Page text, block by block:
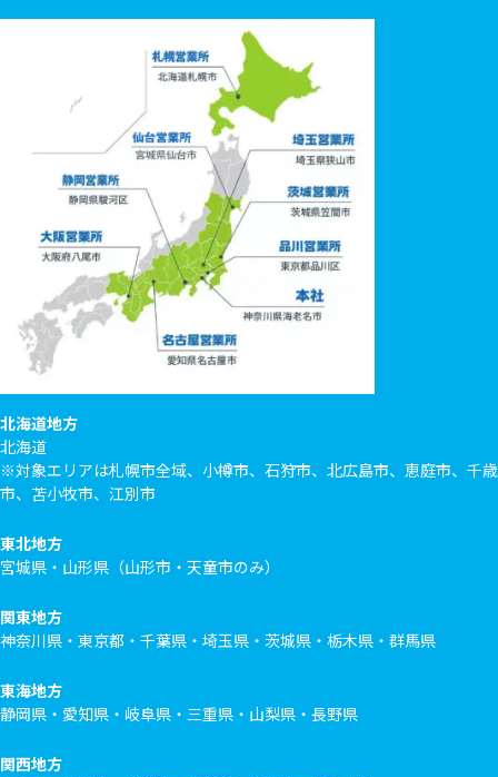
北海道地方
北海道
※対象エリアは札幌市全域、小樽市、石狩市、北広島市、恵庭市、千歳
市、苫小牧市、江別市
東北地方
宮城県・山形県（山形市・天童市のみ）
関東地方
神奈川県・東京都・千葉県・埼玉県・茨城県・栃木県・群馬県
東海地方
静岡県・愛知県・岐阜県・三重県・山梨県・長野県
関西地方